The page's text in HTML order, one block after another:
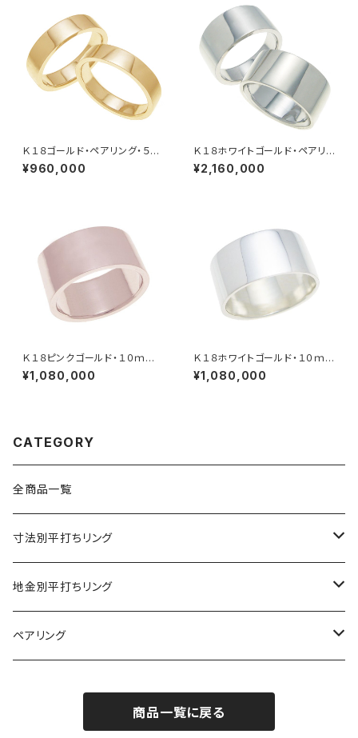
Ｋ１８ゴールド・ペアリング・５ｍ
ｍ幅・平打ちリング
¥960,000
Ｋ１８ホワイトゴールド・ペアリン
グ・１０ｍｍ幅・平打ちリング
¥2,160,000
Ｋ１８ピンクゴールド・１０ｍｍ
幅・平打ちリング
¥1,080,000
Ｋ１８ホワイトゴールド・１０ｍ
ｍ幅・平打ちリング
¥1,080,000
CATEGORY
全商品一覧
寸法別平打ちリング
2mm幅
3mm幅
地金別平打ちリング
プラチナ９００
K18ホワイトゴールド
ペアリング
商品一覧に戻る